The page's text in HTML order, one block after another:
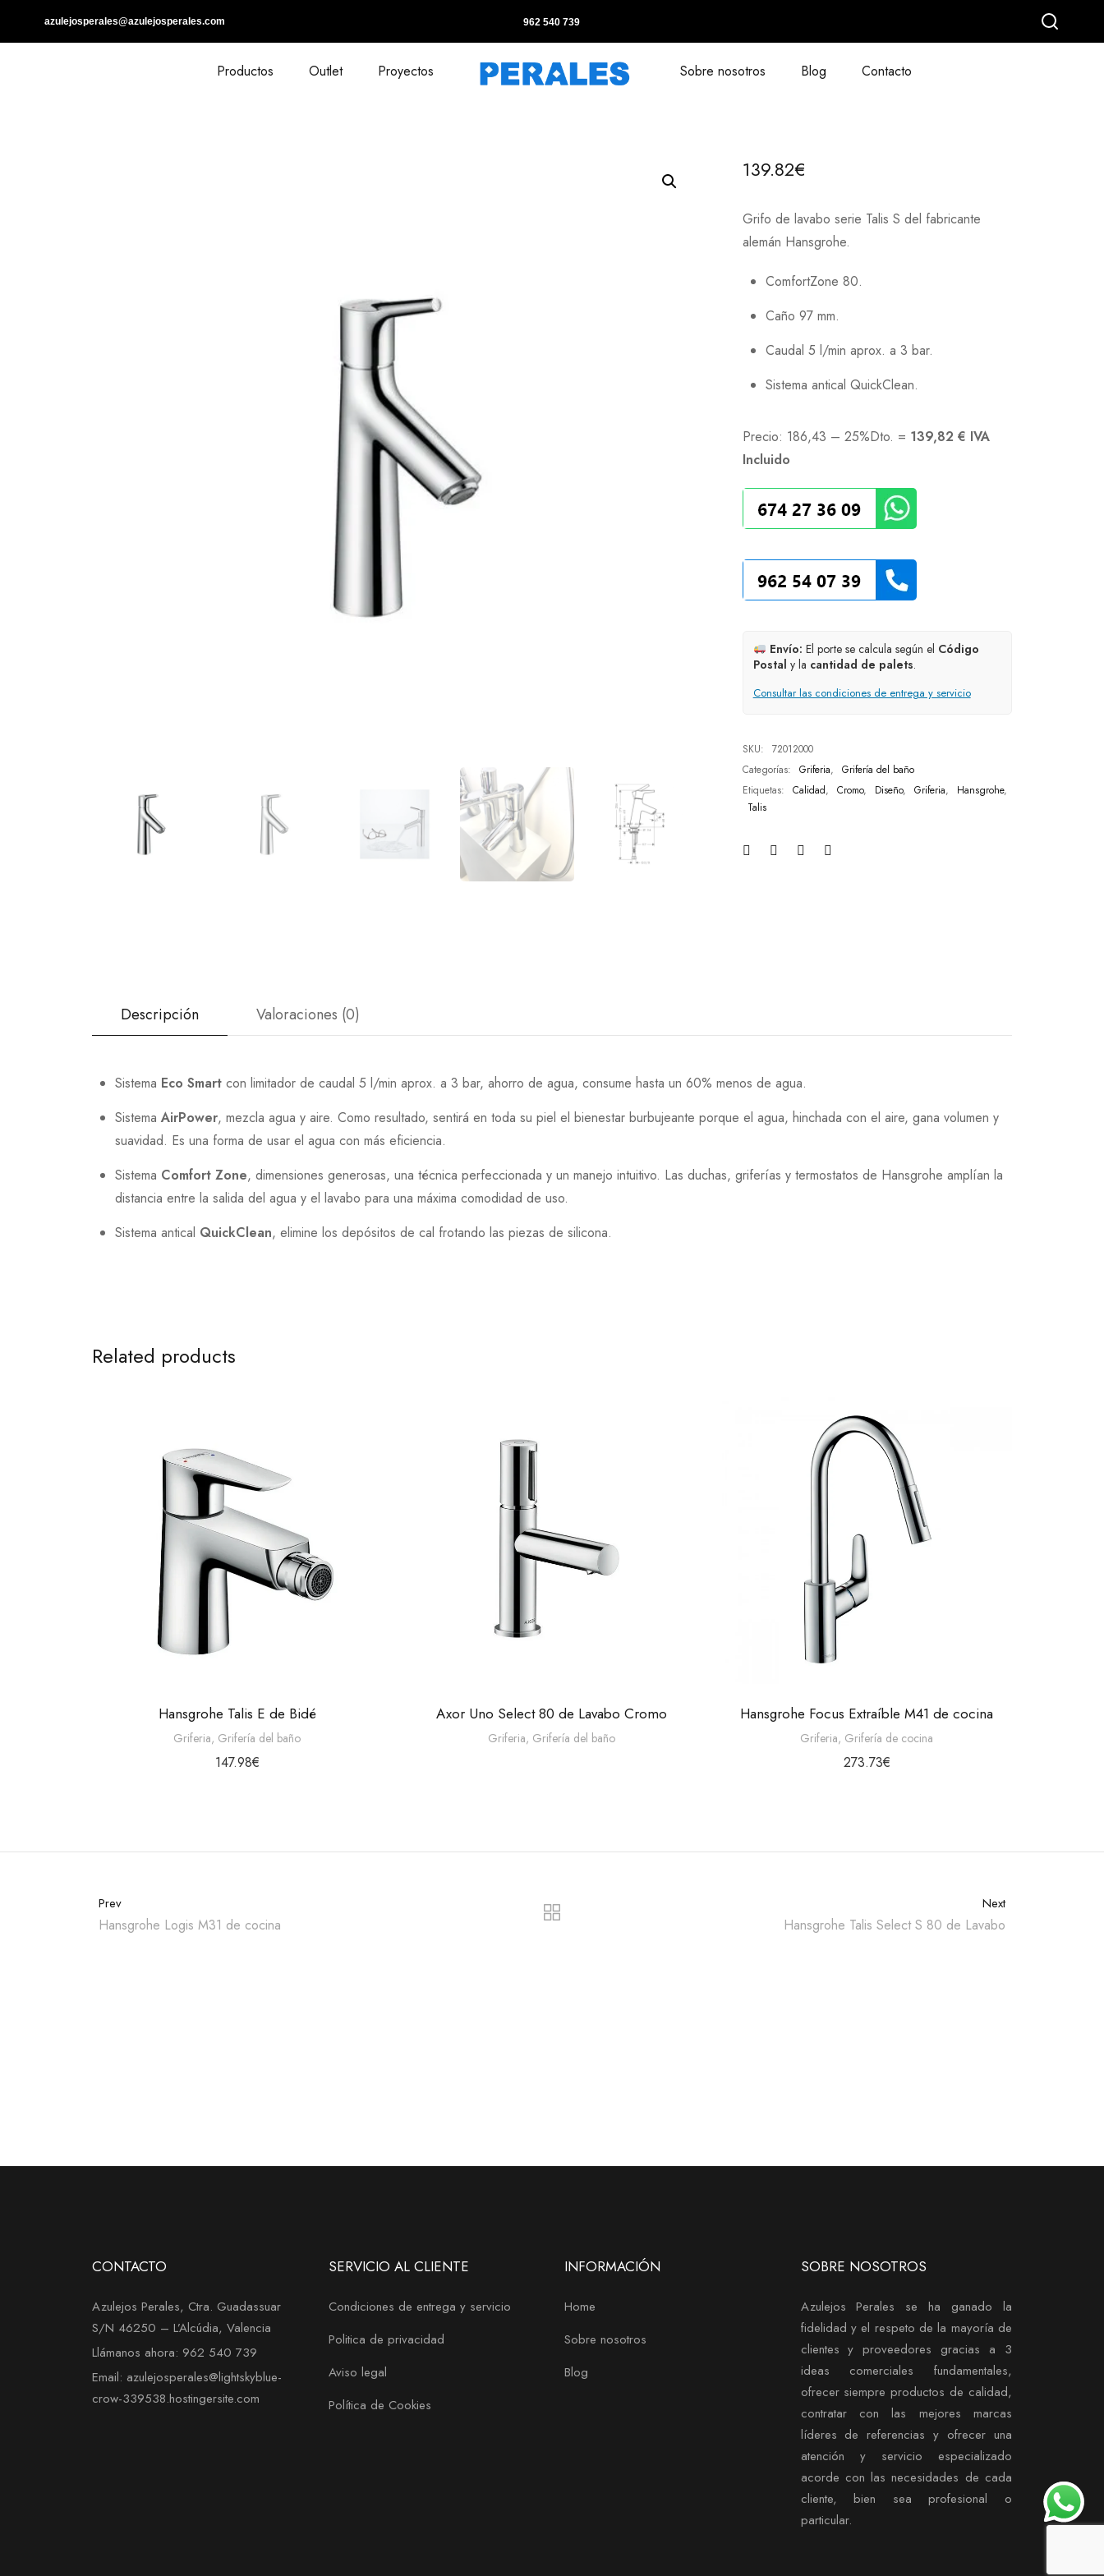
azulejosperales@azulejosperales.com 962 540 739
Productos Outlet Proyectos Sobre nosotros Blog Contacto
139.82€
Grifo de lavabo serie Talis S del fabricante
alemán Hansgrohe.
ComfortZone 80.
Caño 97 mm.
Caudal 5 l/min aprox. a 3 bar.
Sistema antical QuickClean.
Precio: 186,43 – 25%Dto. = 139,82 € IVA
Incluido
Envío: El porte se calcula según el Código
Postal y la cantidad de palets.
Consultar las condiciones de entrega y servicio
SKU:
72012000
Categorías:
Griferia,
Grifería del baño
Etiquetas:
Calidad, Cromo, Diseño, Griferia, Hansgrohe,
Talis
Descripción Valoraciones (0)
Sistema Eco Smartcon limitador de caudal 5 l/min aprox. a 3 bar, ahorro de agua, consume hasta un 60% menos de agua.
Sistema AirPower, mezcla agua y aire. Como resultado, sentirá en toda su piel el bienestar burbujeante porque el agua, hinchada con el aire, gana volumen y
suavidad. Es una forma de usar el agua con más eficiencia.
Sistema Comfort Zone, dimensiones generosas, una técnica perfeccionada y un manejo intuitivo. Las duchas, griferías y termostatos de Hansgrohe amplían la
distancia entre la salida del agua y el lavabo para una máxima comodidad de uso.
Sistema antical QuickClean, elimine los depósitos de cal frotando las piezas de silicona.
Related products
Hansgrohe Talis E de Bidé
Griferia, Grifería del baño
147.98€
Axor Uno Select 80 de Lavabo Cromo
Griferia, Grifería del baño
Hansgrohe Focus Extraíble M41 de cocina
Griferia, Grifería de cocina
273.73€
Prev
Hansgrohe Logis M31 de cocina
Next
Hansgrohe Talis Select S 80 de Lavabo
CONTACTO
Azulejos Perales, Ctra. Guadassuar
S/N 46250 – L’Alcúdia, Valencia
Llámanos ahora: 962 540 739
Email: azulejosperales@lightskyblue-
crow-339538.hostingersite.com
SERVICIO AL CLIENTE
Condiciones de entrega y servicio
Politica de privacidad
Aviso legal
Política de Cookies
INFORMACIÓN
Home
Sobre nosotros
Blog
SOBRE NOSOTROS
Azulejos Perales se ha ganado la
fidelidad y el respeto de la mayoría de
clientes y proveedores gracias a 3
ideas comerciales fundamentales,
ofrecer siempre productos de calidad,
contratar con las mejores marcas
líderes de referencias y ofrecer una
atención y servicio especializado
acorde con las necesidades de cada
cliente, bien sea profesional o
particular.